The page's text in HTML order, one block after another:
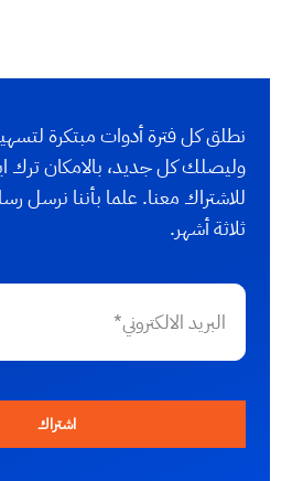
نطلق كل فترة أدوات مبتكرة
وليصلك كل جديد، بالامكان ترك
للاشتراك معنا. علما بأننا نرسل
ثلاثة أشهر.
اشتراك